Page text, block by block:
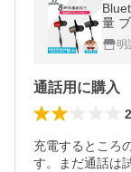
量
ホン
L保明
通話用に購入
2
充電するところ
す。まだ通話は